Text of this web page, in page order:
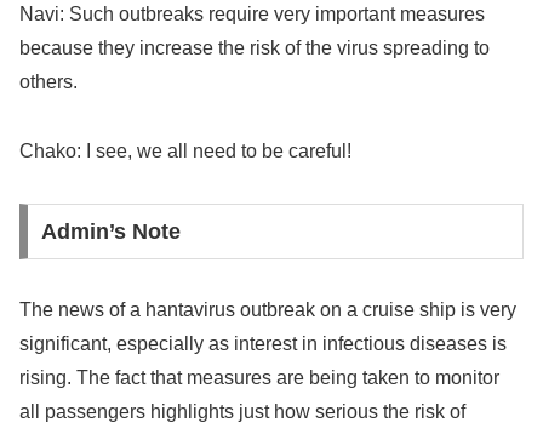
Navi: Such outbreaks require very important measures
because they increase the risk of the virus spreading to
others.
Chako: I see, we all need to be careful!
Admin’s Note
The news of a hantavirus outbreak on a cruise ship is very
significant, especially as interest in infectious diseases is
rising. The fact that measures are being taken to monitor
all passengers highlights just how serious the risk of